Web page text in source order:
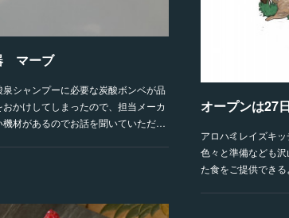
マーブ
シャンプーに必要な炭酸ボンベが品
かけしてしまったので、担当メーカ
材があるのでお話を聞いていただ…
オープンは27日
アロハ🤙レイズキ
色々と準備なども
た食をご提供でき